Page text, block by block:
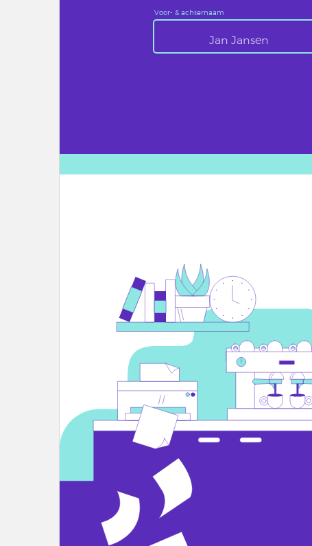
Voor- & achternaam